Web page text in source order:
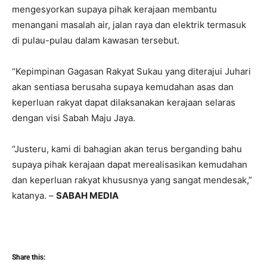
mengesyorkan supaya pihak kerajaan membantu
menangani masalah air, jalan raya dan elektrik termasuk
di pulau-pulau dalam kawasan tersebut.
“Kepimpinan Gagasan Rakyat Sukau yang diterajui Juhari
akan sentiasa berusaha supaya kemudahan asas dan
keperluan rakyat dapat dilaksanakan kerajaan selaras
dengan visi Sabah Maju Jaya.
“Justeru, kami di bahagian akan terus berganding bahu
supaya pihak kerajaan dapat merealisasikan kemudahan
dan keperluan rakyat khususnya yang sangat mendesak,”
katanya. – SABAH MEDIA
Share this: